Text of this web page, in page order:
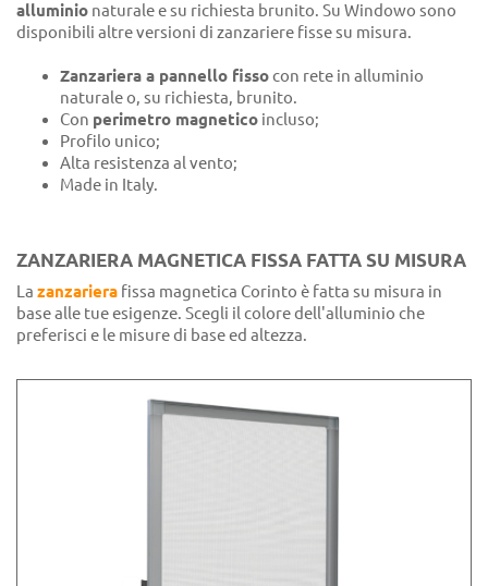
alluminio naturale e su richiesta brunito. Su Windowo sono
disponibili altre versioni di zanzariere fisse su misura.
Zanzariera a pannello fissocon rete in alluminio
naturale o, su richiesta, brunito.
Con perimetro magnetico incluso;
Profilo unico;
Alta resistenza al vento;
Made in Italy.
ZANZARIERA MAGNETICA FISSA FATTA SU MISURA
La zanzariera fissa magnetica Corinto è fatta su misura in
base alle tue esigenze. Scegli il colore dell'alluminio che
preferisci e le misure di base ed altezza.